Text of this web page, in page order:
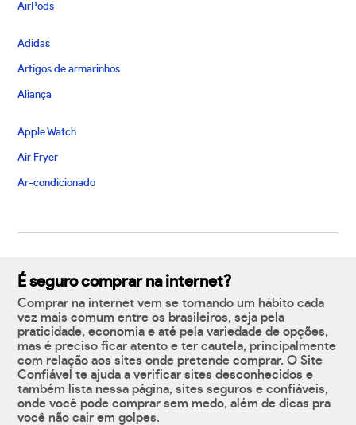
AirPods
Adidas
Artigos de armarinhos
Aliança
Apple Watch
Air Fryer
Ar-condicionado
É seguro comprar na internet?
Comprar na internet vem se tornando um hábito cada
vez mais comum entre os brasileiros, seja pela
praticidade, economia e até pela variedade de opções,
mas é preciso ficar atento e ter cautela, principalmente
com relação aos sites onde pretende comprar. O Site
Confiável te ajuda a verificar sites desconhecidos e
também lista nessa página, sites seguros e confiáveis,
onde você pode comprar sem medo, além de dicas pra
você não cair em golpes.